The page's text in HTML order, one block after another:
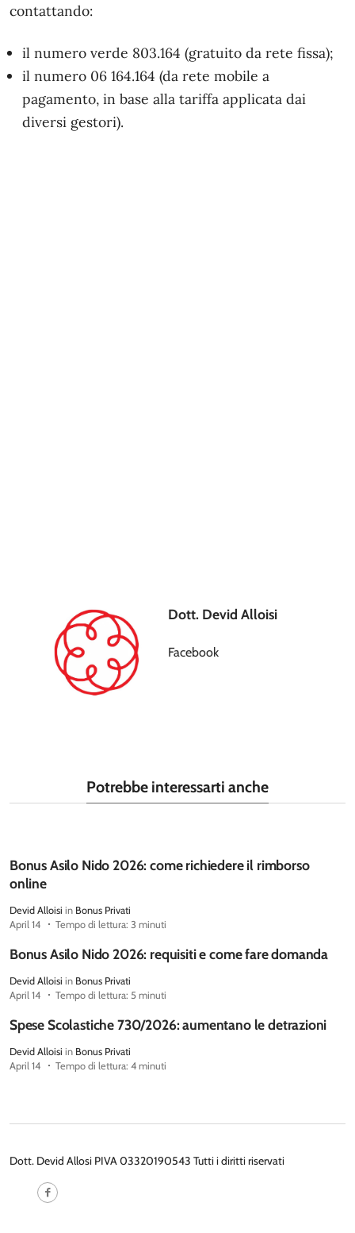
contattando:
il numero verde 803.164 (gratuito da rete fissa);
il numero 06 164.164 (da rete mobile a
pagamento, in base alla tariffa applicata dai
diversi gestori).
Dott. Devid Alloisi
Facebook
Potrebbe interessarti anche
Bonus Asilo Nido 2026: come richiedere il rimborso
online
Devid Alloisi in Bonus Privati
April 14
Tempo di lettura: 3 minuti
Bonus Asilo Nido 2026: requisiti e come fare domanda
Devid Alloisi in Bonus Privati
April 14
Tempo di lettura: 5 minuti
Spese Scolastiche 730/2026: aumentano le detrazioni
Devid Alloisi in Bonus Privati
April 14
Tempo di lettura: 4 minuti
Dott. Devid Allosi PIVA 03320190543 Tutti i diritti riservati